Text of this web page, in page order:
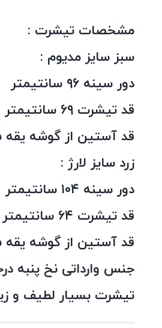
مشخصات تیشرت :
سبز سایز مدیوم :
دور سینه ۹۶ سانتیمتر
قد تیشرت ۶۹ سانتیمتر
قد آستین از گوشه یقه ۵۵ سانت
زرد سایز لارژ :
دور سینه ۱۰۴ سانتیمتر
قد تیشرت ۶۴ سانتیمتر
قد آستین از گوشه یقه ۵۵ سانت
جنس وارداتی نخ پنبه
تیشرت بسیار لطیف و